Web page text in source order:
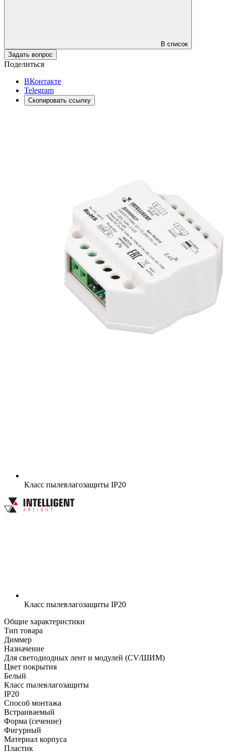
В список
Задать вопрос
Поделиться
ВКонтакте
Telegram
Скопировать ссылку
Класс пылевлагозащиты IP20
Класс пылевлагозащиты IP20
Общие характеристики
Тип товара
Диммер
Назначение
Для светодиодных лент и модулей (CV/ШИМ)
Цвет покрытия
Белый
Класс пылевлагозащиты
IP20
Способ монтажа
Встраиваемый
Форма (сечение)
Фигурный
Материал корпуса
Пластик